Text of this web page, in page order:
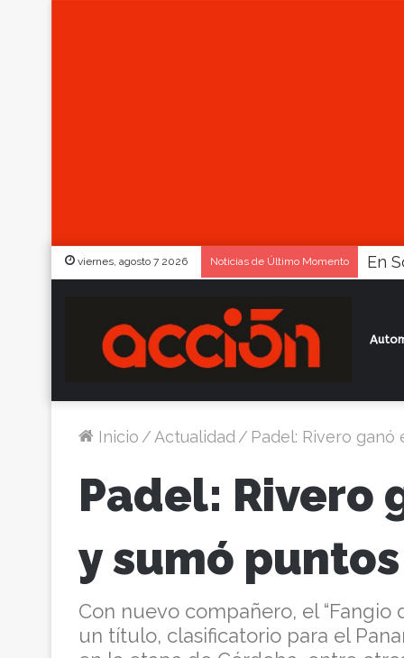
viernes, agosto 7 2026 Noticias de Último Momento
Inicio / Actualidad / Padel: Rivero ganó
Padel: Rivero
y sumó
Con nuevo compañero, el
un título, clasificatorio para el